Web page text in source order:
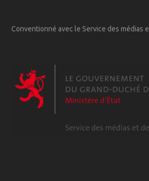
Conventionné avec le Service des médias